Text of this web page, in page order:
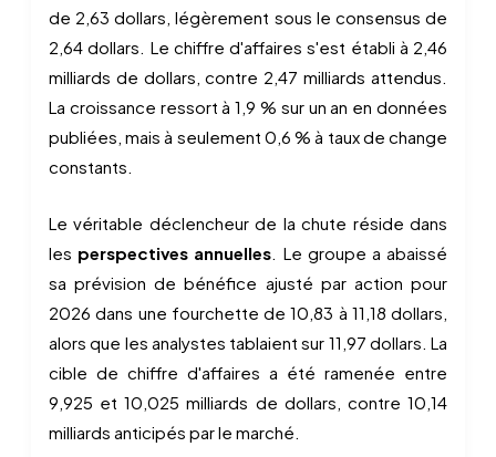
de 2,63 dollars, légèrement sous le consensus de
2,64 dollars. Le chiffre d'affaires s'est établi à 2,46
milliards de dollars, contre 2,47 milliards attendus.
La croissance ressort à 1,9 % sur un an en données
publiées, mais à seulement 0,6 % à taux de change
constants.
Le véritable déclencheur de la chute réside dans
les perspectives annuelles. Le groupe a abaissé
sa prévision de bénéfice ajusté par action pour
2026 dans une fourchette de 10,83 à 11,18 dollars,
alors que les analystes tablaient sur 11,97 dollars. La
cible de chiffre d'affaires a été ramenée entre
9,925 et 10,025 milliards de dollars, contre 10,14
milliards anticipés par le marché.